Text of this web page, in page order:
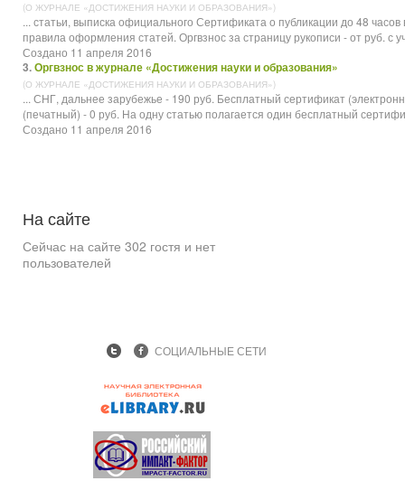
(О ЖУРНАЛЕ «ДОСТИЖЕНИЯ НАУКИ И ОБРАЗОВАНИЯ»)
... статьи, выписка официального Сертификата о публикации до 48
правила оформления статей. Оргвзнос за страницу рукописи - от руб. с
Создано 11 апреля 2016
3.Оргвзнос в журнале «Достижения науки и образования»
(О ЖУРНАЛЕ «ДОСТИЖЕНИЯ НАУКИ И ОБРАЗОВАНИЯ»)
... СНГ, дальнее зарубежье - 190 руб. Бесплатный сертификат
(печатный) - 0 руб. На одну статью полагается один бесплатный
Создано 11 апреля 2016
На сайте
Сейчас на сайте 302 гостя и нет
пользователей
СОЦИАЛЬНЫЕ СЕТИ